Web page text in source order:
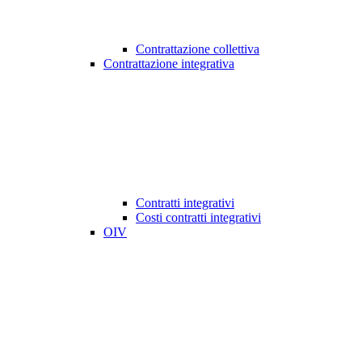
Contrattazione collettiva
Contrattazione integrativa
Contratti integrativi
Costi contratti integrativi
OIV